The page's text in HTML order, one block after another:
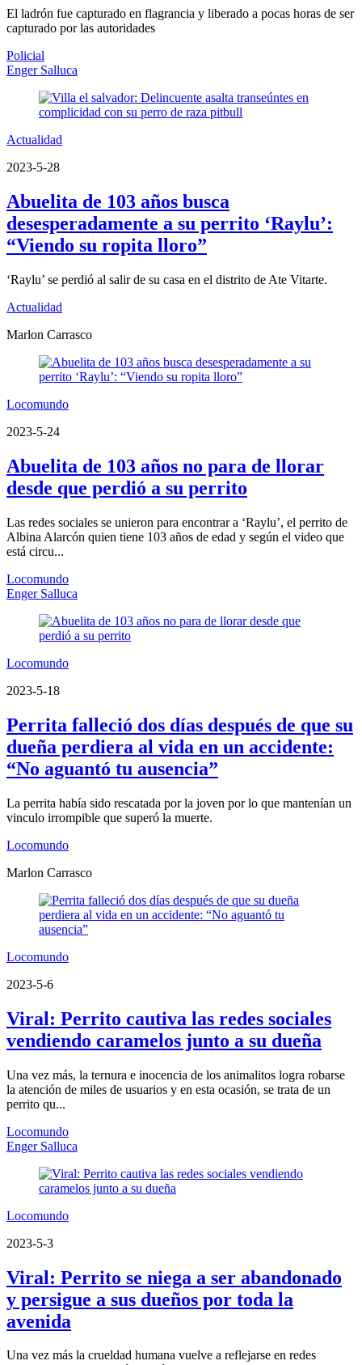
El ladrón fue capturado en flagrancia y liberado a pocas horas de ser
capturado por las autoridades
Policial
Enger Salluca
Actualidad
2023-5-28
Abuelita de 103 años busca
desesperadamente a su perrito ‘Raylu’:
“Viendo su ropita lloro”
‘Raylu’ se perdió al salir de su casa en el distrito de Ate Vitarte.
Actualidad
Marlon Carrasco
Locomundo
2023-5-24
Abuelita de 103 años no para de llorar
desde que perdió a su perrito
Las redes sociales se unieron para encontrar a ‘Raylu’, el perrito de
Albina Alarcón quien tiene 103 años de edad y según el video que
está circu...
Locomundo
Enger Salluca
Locomundo
2023-5-18
Perrita falleció dos días después de que su
dueña perdiera al vida en un accidente:
“No aguantó tu ausencia”
La perrita había sido rescatada por la joven por lo que mantenían un
vinculo irrompible que superó la muerte.
Locomundo
Marlon Carrasco
Locomundo
2023-5-6
Viral: Perrito cautiva las redes sociales
vendiendo caramelos junto a su dueña
Una vez más, la ternura e inocencia de los animalitos logra robarse
la atención de miles de usuarios y en esta ocasión, se trata de un
perrito qu...
Locomundo
Enger Salluca
Locomundo
2023-5-3
Viral: Perrito se niega a ser abandonado
y persigue a sus dueños por toda la
avenida
Una vez más la crueldad humana vuelve a reflejarse en redes